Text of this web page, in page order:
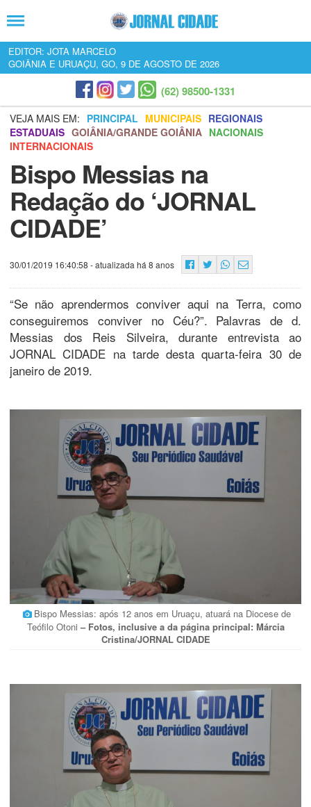
EDITOR: JOTA MARCELO
GOIÂNIA E URUAÇU, GO, 9 DE AGOSTO DE 2026
(62) 98500-1331
VEJA MAIS EM: PRINCIPAL MUNICIPAIS REGIONAIS
ESTADUAIS GOIÂNIA/GRANDE GOIÂNIA NACIONAIS
INTERNACIONAIS
Bispo Messias na
Redação do ‘JORNAL
CIDADE’
30/01/2019 16:40:58 - atualizada há 8 anos
“Se não aprendermos conviver aqui na Terra, como
conseguiremos conviver no Céu?”. Palavras de d.
Messias dos Reis Silveira, durante entrevista ao
JORNAL CIDADE na tarde desta quarta-feira 30 de
janeiro de 2019.
Bispo Messias: após 12 anos em Uruaçu, atuará na Diocese de
Teófilo Otoni – Fotos, inclusive a da página principal: Márcia
Cristina/JORNAL CIDADE